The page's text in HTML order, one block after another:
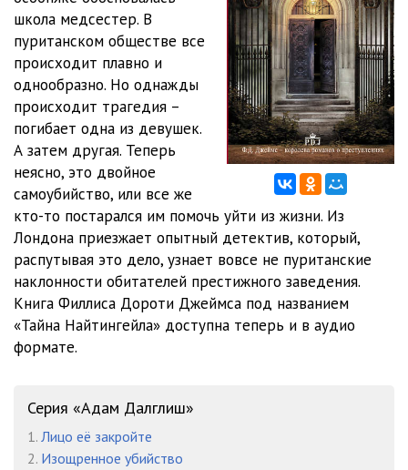
школа медсестер. В
пуританском обществе все
происходит плавно и
однообразно. Но однажды
происходит трагедия –
погибает одна из девушек.
А затем другая. Теперь
неясно, это двойное
самоубийство, или все же
кто-то постарался им помочь уйти из жизни. Из
Лондона приезжает опытный детектив, который,
распутывая это дело, узнает вовсе не пуританские
наклонности обитателей престижного заведения.
Книга Филлиса Дороти Джеймса под названием
«Тайна Найтингейла» доступна теперь и в аудио
формате.
Серия «Адам Далглиш»
1. Лицо её закройте
2. Изощренное убийство